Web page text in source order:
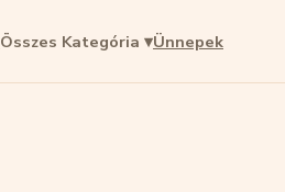
Összes Kategória ▾Ünnepek